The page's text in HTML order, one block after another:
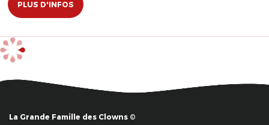
PLUS D'INFOS
La Grande Famille des Clowns ©